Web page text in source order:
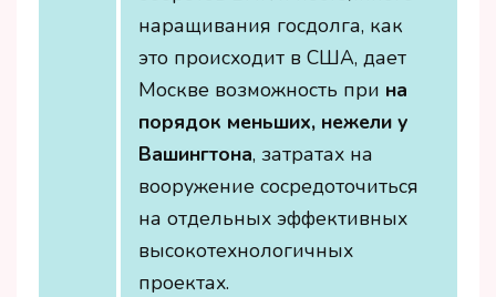
наращивания госдолга, как
это происходит в США, дает
Москве возможность при на
порядок меньших, нежели у
Вашингтона, затратах на
вооружение сосредоточиться
на отдельных эффективных
высокотехнологичных
проектах.